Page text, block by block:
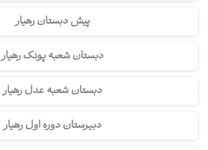
پیش دبستان رهیار
دبستان شعبه پونک رهیار
دبستان شعبه عدل رهیار
دبیرستان دوره اول رهیار